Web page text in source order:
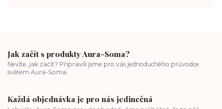
Jak začít s produkty Aura-Soma?
Nevíte, jak začít? Připravili jsme pro vás jednoduchého průvodce
světem Aura-Soma.
Každá objednávka je pro nás jedinečná